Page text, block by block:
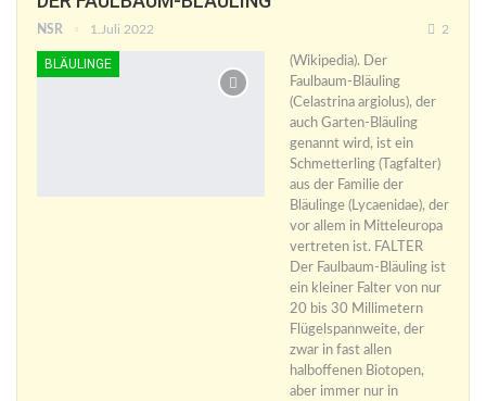
NSR 1.Juli 2022 2
BLÄULINGE
(Wikipedia). Der
Faulbaum-Bläuling
(Celastrina argiolus), der
auch Garten-Bläuling
genannt wird, ist ein
Schmetterling (Tagfalter)
aus der Familie der
Bläulinge (Lycaenidae), der
vor allem in Mitteleuropa
vertreten ist. FALTER
Der Faulbaum-Bläuling ist
ein kleiner Falter von nur
20 bis 30 Millimetern
Flügelspannweite, der
zwar in fast allen
halboffenen Biotopen,
aber immer nur in